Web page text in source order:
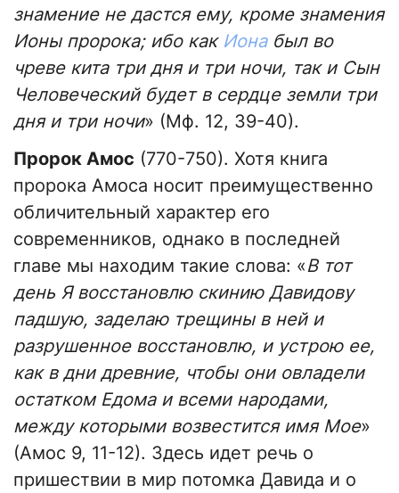
знамение не дастся ему, кроме знамения
Ионы пророка; ибо какИонабыл во
чреве кита три дня и три ночи, так и Сын
Человеческий будет в сердце земли три
дня и три ночи» (Мф. 12, 39-40).
Пророк Амос (770-750). Хотя книга
пророка Амоса носит преимущественно
обличительный характер его
современников, однако в последней
главе мы находим такие слова: «В тот
день Я восстановлю скинию Давидову
падшую, заделаю трещины в ней и
разрушенное восстановлю, и устрою ее,
как в дни древние, чтобы они овладели
остатком Едома и всеми народами,
между которыми возвестится имя Мое»
(Амос 9, 11-12). Здесь идет речь о
пришествии в мир потомка Давида и о